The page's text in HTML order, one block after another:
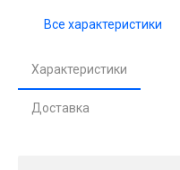
Все характеристики
Характеристики
Доставка